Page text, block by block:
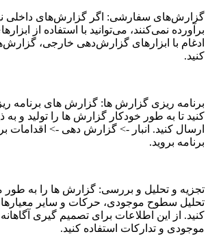
گزارش‌های سفارشی: اگر گزارش‌های داخلی
ادغام با ابزارهای گزارش‌دهی خارجی،
کنید.
برنامه ریزی گزارش ها: گزارش های برنامه
کنید تا به طور خودکار گزارش ها را تولید و به
ارسال کنید. انبار -> گزارش دهی -> اقدامات
برنامه بروید.
تجزیه و تحلیل و بررسی: گزارش ها را به طور
تحلیل سطوح موجودی، حرکات و سایر
کنید. از این اطلاعات برای تصمیم گیری
موجودی و تدارکات استفاده کنید.